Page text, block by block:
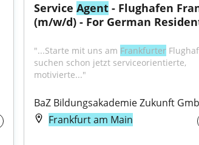
Service Agent - Flughafen
(m/w/d) - For German
"...Starte mit uns am Frankfurter
suchen schon jetzt serviceorientierte,
motivierte..."
BaZ Bildungsakademie Zukunft
Frankfurt am Main